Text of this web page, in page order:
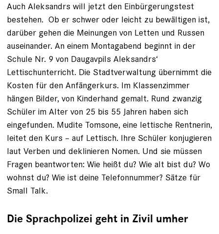
Auch Aleksandrs will jetzt den Einbürgerungstest
bestehen. Ob er schwer oder leicht zu bewältigen ist,
darüber gehen die ­Meinungen von Letten und Russen
auseinander. An einem Montagabend beginnt in der
Schule Nr. 9 von Daugavpils Aleksandrs‘
Lettischunterricht. Die Stadtverwaltung übernimmt die
Kosten für den Anfängerkurs. Im Klassenzimmer
hängen Bilder, von Kinderhand gemalt. Rund zwanzig
Schüler im Alter von 25 bis ­55 Jahren haben sich
eingefunden. Mudite Tomsone, eine lettische Rentnerin,
leitet den Kurs – auf Lettisch. Ihre Schüler konju­gieren
laut Verben und deklinieren Nomen. Und sie müssen
Fragen beantworten: Wie heißt du? Wie alt bist du? Wo
wohnst du? Wie ist deine Telefonnummer? Sätze für
Small Talk.
Die Sprachpolizei geht in Zivil umher